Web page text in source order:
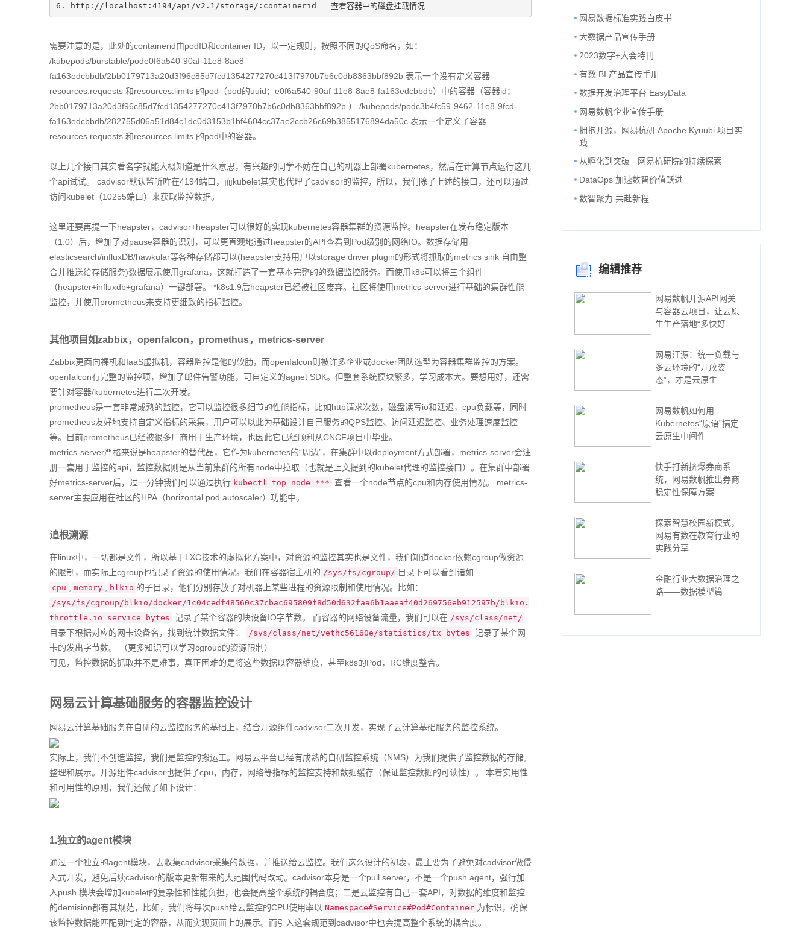
网易数据标准实践白皮书
大数据产品宣传手册
2023数字+大会特刊
有数 BI 产品宣传手册
数据开发治理平台 EasyData
网易数帆企业宣传手册
拥抱开源，网易杭研 Apoche Kyuubi 项目实
践
从孵化到突破 - 网易杭研院的持续探索
DataOps 加速数智价值跃进
数智聚力 共赴新程
编辑推荐
网易数帆开源API网关
与容器云项目，让云原
生生产落地“多快好
网易汪源：统一负载与
多云环境的“开放姿
态”，才是云原生
网易数帆如何用
Kubernetes“原语”搞定
云原生中间件
快手打新挤爆券商系
统，网易数帆推出券商
稳定性保障方案
探索智慧校园新模式，
网易有数在教育行业的
实践分享
金融行业大数据治理之
路——数据模型篇
6.
http: //localhost:4194/api/v2.1/storage/:containerid   查看容器中的磁盘挂载情况
需要注意的是，此处的containerid由podID和container ID，以一定规则，按照不同的QoS命名，如：
/kubepods/burstable/pode0f6a540-90af-11e8-8ae8-
fa163edcbbdb/2bb0179713a20d3f96c85d7fcd1354277270c413f7970b7b6c0db8363bbf892b 表示一个没有定义容器
resources.requests 和resources.limits 的pod（pod的uuid：e0f6a540-90af-11e8-8ae8-fa163edcbbdb）中的容器（容器id：
2bb0179713a20d3f96c85d7fcd1354277270c413f7970b7b6c0db8363bbf892b ） /kubepods/podc3b4fc59-9462-11e8-9fcd-
fa163edcbbdb/282755d06a51d84c1dc0d3153b1bf4604cc37ae2ccb26c69b3855176894da50c 表示一个定义了容器
resources.requests 和resources.limits 的pod中的容器。
以上几个接口其实看名字就能大概知道是什么意思，有兴趣的同学不妨在自己的机器上部署kubernetes，然后在计算节点运行这几
个api试试。 cadvisor默认监听咋在4194端口，而kubelet其实也代理了cadvisor的监控，所以，我们除了上述的接口，还可以通过
访问kubelet（10255端口）来获取监控数据。
这里还要再提一下heapster，cadvisor+heapster可以很好的实现kubernetes容器集群的资源监控。heapster在发布稳定版本
（1.0）后，增加了对pause容器的识别，可以更直观地通过heapster的API查看到Pod级别的网络IO。数据存储用
elasticsearch/influxDB/hawkular等各种存储都可以(heapster支持用户以storage driver plugin的形式将抓取的metrics sink 自由整
合并推送给存储服务)数据展示使用grafana，这就打造了一套基本完整的的数据监控服务。而使用k8s可以将三个组件
（heapster+influxdb+grafana）一键部署。 *k8s1.9后heapster已经被社区废弃。社区将使用metrics-server进行基础的集群性能
监控，并使用prometheus来支持更细致的指标监控。
其他项目如zabbix，openfalcon，promethus，metrics-server
Zabbix更面向裸机和IaaS虚拟机，容器监控是他的软肋，而openfalcon则被许多企业或docker团队选型为容器集群监控的方案。
openfalcon有完整的监控项，增加了邮件告警功能，可自定义的agnet SDK。但整套系统模块繁多，学习成本大。要想用好，还需
要针对容器/kubernetes进行二次开发。
prometheus是一套非常成熟的监控，它可以监控很多细节的性能指标，比如http请求次数，磁盘读写io和延迟，cpu负载等，同时
prometheus友好地支持自定义指标的采集，用户可以以此为基础设计自己服务的QPS监控、访问延迟监控、业务处理速度监控
等。目前prometheus已经被很多厂商用于生产环境，也因此它已经顺利从CNCF项目中毕业。
metrics-server严格来说是heapster的替代品，它作为kubernetes的“周边”，在集群中以deployment方式部署，metrics-server会注
册一套用于监控的api，监控数据则是从当前集群的所有node中拉取（也就是上文提到的kubelet代理的监控接口）。在集群中部署
好metrics-server后，过一分钟我们可以通过执行 kubectl top node *** 查看一个node节点的cpu和内存使用情况。 metrics-
server主要应用在社区的HPA（horizontal pod autoscaler）功能中。
追根溯源
在linux中，一切都是文件，所以基于LXC技术的虚拟化方案中，对资源的监控其实也是文件，我们知道docker依赖cgroup做资源
的限制，而实际上cgroup也记录了资源的使用情况。我们在容器宿主机的 /sys/fs/cgroup/ 目录下可以看到诸如
cpu memory blkio 的子目录，他们分别存放了对机器上某些进程的资源限制和使用情况。比如：
/sys/fs/cgroup/blkio/docker/1c04cedf48560c37cbac695809f8d50d632faa6b1aaeaf40d269756eb912597b/blkio.
throttle.io_service_bytes 记录了某个容器的块设备IO字节数。 而容器的网络设备流量，我们可以在 /sys/class/net/
目录下根据对应的网卡设备名，找到统计数据文件： /sys/class/net/vethc56160e/statistics/tx_bytes 记录了某个网
卡的发出字节数。 （更多知识可以学习cgroup的资源限制）
可见，监控数据的抓取并不是难事，真正困难的是将这些数据以容器维度，甚至k8s的Pod，RC维度整合。
网易云计算基础服务的容器监控设计
网易云计算基础服务在自研的云监控服务的基础上，结合开源组件cadvisor二次开发，实现了云计算基础服务的监控系统。
实际上，我们不创造监控，我们是监控的搬运工。网易云平台已经有成熟的自研监控系统（NMS）为我们提供了监控数据的存储,
整理和展示。开源组件cadvisor也提供了cpu，内存，网络等指标的监控支持和数据缓存（保证监控数据的可读性）。 本着实用性
和可用性的原则，我们还做了如下设计：
1.独立的agent模块
通过一个独立的agent模块，去收集cadvisor采集的数据，并推送给云监控。我们这么设计的初衷，最主要为了避免对cadvisor做侵
入式开发，避免后续cadvisor的版本更新带来的大范围代码改动。cadvisor本身是一个pull server，不是一个push agent，强行加
入push 模块会增加kubelet的复杂性和性能负担，也会提高整个系统的耦合度；二是云监控有自己一套API，对数据的维度和监控
的demision都有其规范，比如，我们将每次push给云监控的CPU使用率以 Namespace#Service#Pod#Container 为标识，确保
该监控数据能匹配到制定的容器，从而实现页面上的展示。而引入这套规范到cadvisor中也会提高整个系统的耦合度。